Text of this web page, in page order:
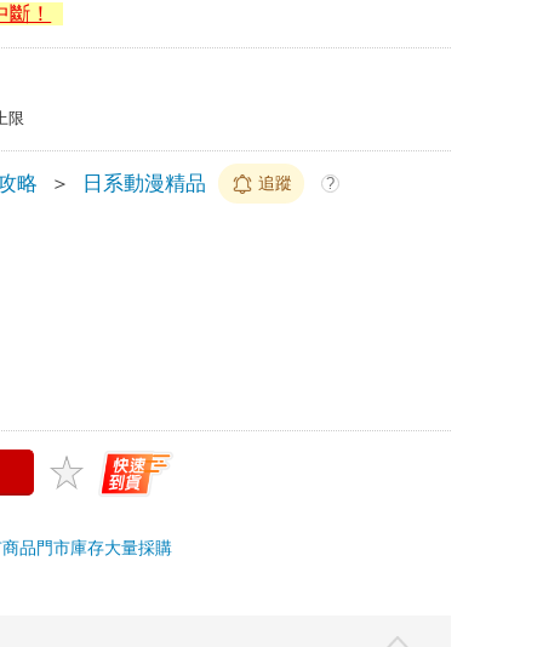
！
限
略 ＞ 日系動漫精品 追蹤 ?
品門市庫存大量採購